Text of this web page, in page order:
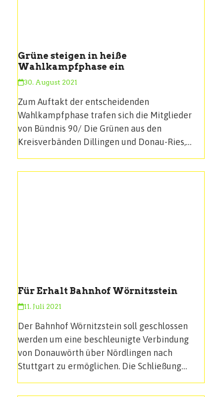
Grüne steigen in heiße
Wahlkampfphase ein
30. August 2021
Zum Auftakt der entscheidenden
Wahlkampfphase trafen sich die Mitglieder
von Bündnis 90/ Die Grünen aus den
Kreisverbänden Dillingen und Donau-Ries,…
Für Erhalt Bahnhof Wörnitzstein
11. Juli 2021
Der Bahnhof Wörnitzstein soll geschlossen
werden um eine beschleunigte Verbindung
von Donauwörth über Nördlingen nach
Stuttgart zu ermöglichen. Die Schließung…